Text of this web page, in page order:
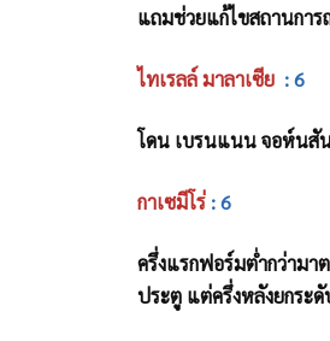
แถมช่วยแก้ไขสถานกา
ไทเรลล์ มาลาเซีย : 6
โดน เบรนแนน จอห์นสัน
กาเซมีโร่ : 6
ครึ่งแรกฟอร์มต่ำกว่ามา
ประตู แต่ครึ่งหลังยกระ